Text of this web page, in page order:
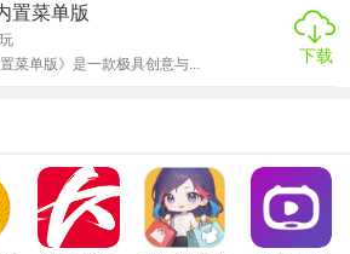
手。
需求调整队伍配置，确保队伍在战斗
发展，解锁更多功能和区域。
际版测评】
以其精美的画面、引人入胜的剧情和
置菜单版
置菜单版》是一款极具创意与...
下载